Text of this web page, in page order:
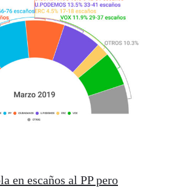
en escaños al PP pero